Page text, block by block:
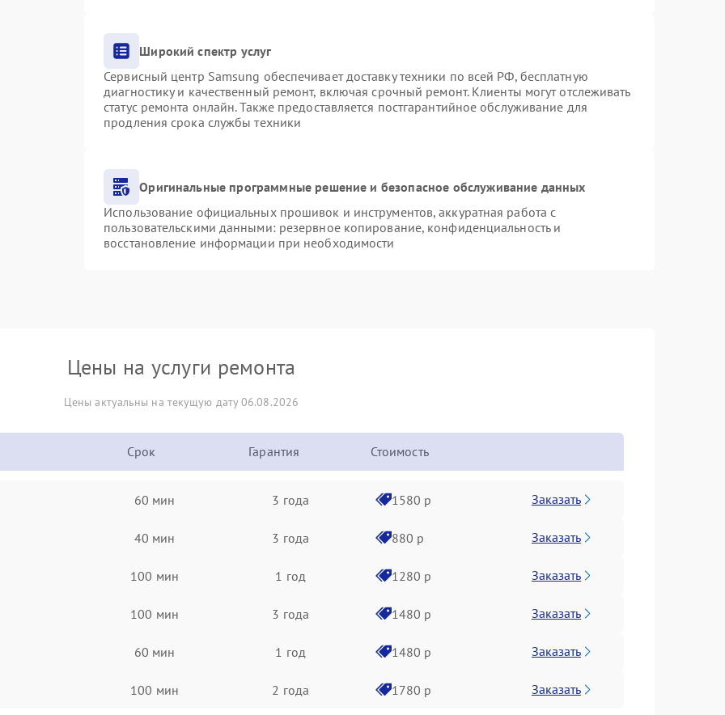
Широкий спектр услуг
Сервисный центр Samsung обеспечивает доставку техники по всей РФ, бесплатную
диагностику и качественный ремонт, включая срочный ремонт. Клиенты могут отслеживать
статус ремонта онлайн. Также предоставляется постгарантийное обслуживание для
продления срока службы техники
Оригинальные программные решение и безопасное обслуживание данных
Использование официальных прошивок и инструментов, аккуратная работа с
пользовательскими данными: резервное копирование, конфиденциальность и
восстановление информации при необходимости
Цены на услуги ремонта
Цены актуальны на текущую дату 06.08.2026
Срок Гарантия Стоимость
60 мин 3 года 1580 р Заказать
40 мин 3 года 880 р Заказать
100 мин 1 год 1280 р Заказать
100 мин 3 года 1480 р Заказать
60 мин 1 год 1480 р Заказать
100 мин 2 года 1780 р Заказать